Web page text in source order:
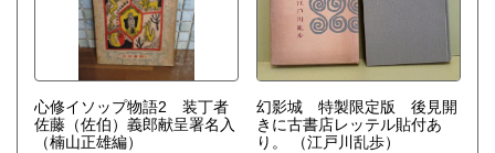
心修イソップ物語2 装丁者
佐藤（佐伯）義郎献呈署名入
（楠山正雄編）
幻影城 特製限定版 後見開
きに古書店レッテル貼付あ
り。
（江戸川乱歩）